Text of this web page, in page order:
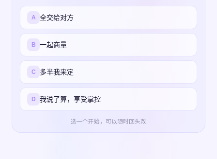
A 全交给对方
B 一起商量
C 多半我来定
D 我说了算，享受掌控
选一个开始，可以随时回头改